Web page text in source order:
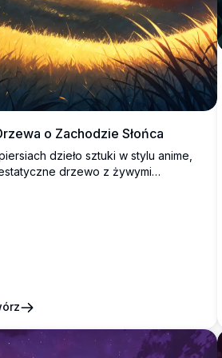
o Zachodzie Słońca
dzieło sztuki w stylu anime,
drzewo z żywymi